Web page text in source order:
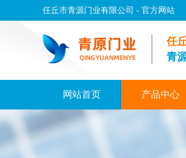
任丘市青源门业有限公司 - 官方网站
任
青
网站首页 产品中心